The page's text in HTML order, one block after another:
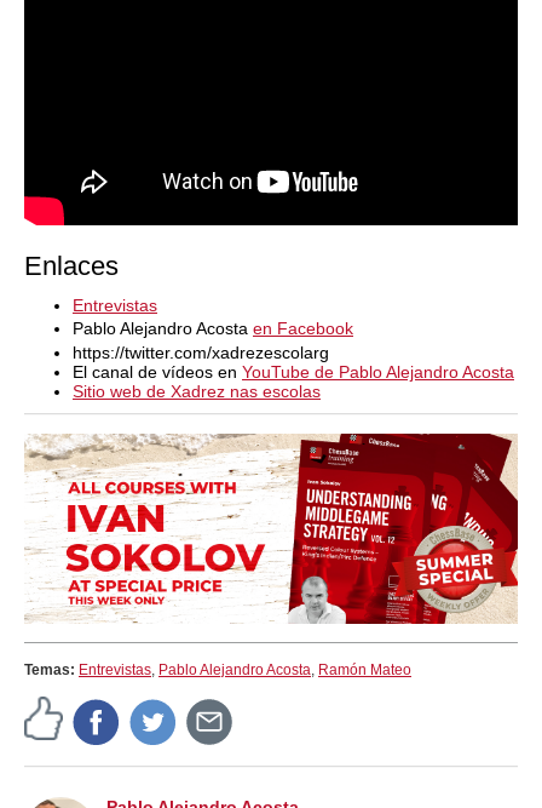
Enlaces
Entrevistas
Pablo Alejandro Acosta en Facebook
https://twitter.com/xadrezescolarg
El canal de vídeos en YouTube de Pablo Alejandro Acosta
Sitio web de Xadrez nas escolas
Temas: Entrevistas, Pablo Alejandro Acosta, Ramón Mateo